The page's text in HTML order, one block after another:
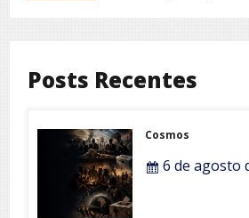
Posts Recentes
Cosmos
6 de agosto